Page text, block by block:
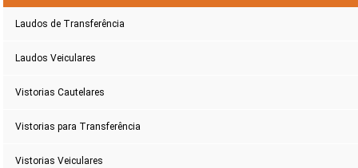
Laudos de Transferência
Laudos Veiculares
Vistorias Cautelares
Vistorias para Transferência
Vistorias Veiculares